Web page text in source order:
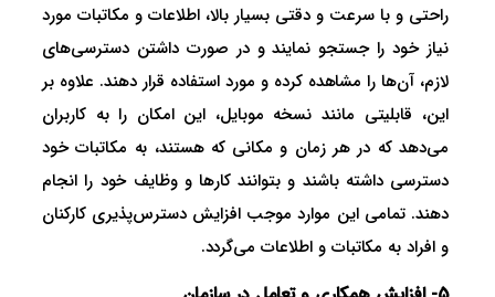
راحتی و با سرعت و دقتی بسیار بالا، اطلاعات و مکاتبات مورد
نیاز خود را جستجو نمایند و در صورت داشتن دسترسی‌های
لازم، آن‌ها را مشاهده کرده و مورد استفاده قرار دهند. علاوه بر
این، قابلیتی مانند نسخه موبایل، این امکان را به کاربران
می‌دهد که در هر زمان و مکانی که هستند، به مکاتبات خود
دسترسی داشته باشند و بتوانند کارها و وظایف خود را انجام
دهند. تمامی این موارد موجب افزایش دسترس‌پذیری کارکنان
و افراد به مکاتبات و اطلاعات می‌گردد.